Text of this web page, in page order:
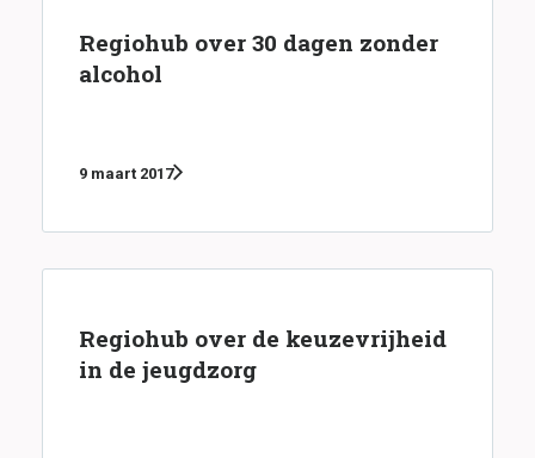
Regiohub over 30 dagen zonder
alcohol
9 maart 2017
Regiohub over de keuzevrijheid
in de jeugdzorg